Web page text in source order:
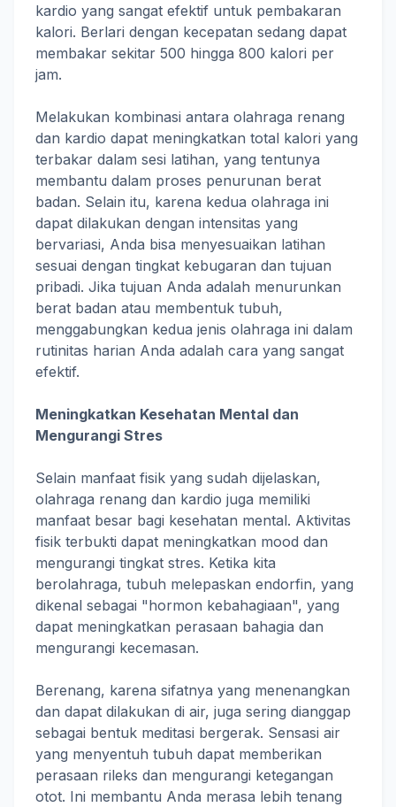
kardio yang sangat efektif untuk pembakaran
kalori. Berlari dengan kecepatan sedang dapat
membakar sekitar 500 hingga 800 kalori per
jam.
Melakukan kombinasi antara olahraga renang
dan kardio dapat meningkatkan total kalori yang
terbakar dalam sesi latihan, yang tentunya
membantu dalam proses penurunan berat
badan. Selain itu, karena kedua olahraga ini
dapat dilakukan dengan intensitas yang
bervariasi, Anda bisa menyesuaikan latihan
sesuai dengan tingkat kebugaran dan tujuan
pribadi. Jika tujuan Anda adalah menurunkan
berat badan atau membentuk tubuh,
menggabungkan kedua jenis olahraga ini dalam
rutinitas harian Anda adalah cara yang sangat
efektif.
Meningkatkan Kesehatan Mental dan
Mengurangi Stres
Selain manfaat fisik yang sudah dijelaskan,
olahraga renang dan kardio juga memiliki
manfaat besar bagi kesehatan mental. Aktivitas
fisik terbukti dapat meningkatkan mood dan
mengurangi tingkat stres. Ketika kita
berolahraga, tubuh melepaskan endorfin, yang
dikenal sebagai "hormon kebahagiaan", yang
dapat meningkatkan perasaan bahagia dan
mengurangi kecemasan.
Berenang, karena sifatnya yang menenangkan
dan dapat dilakukan di air, juga sering dianggap
sebagai bentuk meditasi bergerak. Sensasi air
yang menyentuh tubuh dapat memberikan
perasaan rileks dan mengurangi ketegangan
otot. Ini membantu Anda merasa lebih tenang